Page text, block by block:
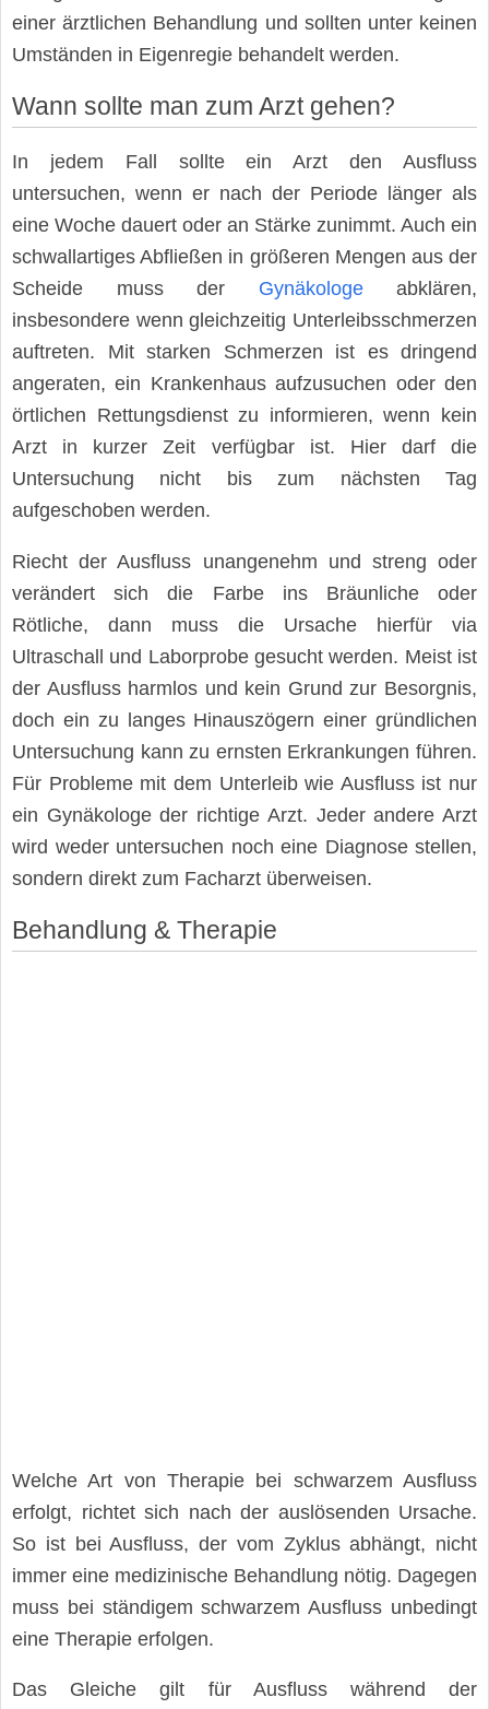
einer ärztlichen Behandlung und sollten unter keinen
Umständen in Eigenregie behandelt werden.
Wann sollte man zum Arzt gehen?
In jedem Fall sollte ein Arzt den Ausfluss
untersuchen, wenn er nach der Periode länger als
eine Woche dauert oder an Stärke zunimmt. Auch ein
schwallartiges Abfließen in größeren Mengen aus der
Scheide muss der Gynäkologeabklären,
insbesondere wenn gleichzeitig Unterleibsschmerzen
auftreten. Mit starken Schmerzen ist es dringend
angeraten, ein Krankenhaus aufzusuchen oder den
örtlichen Rettungsdienst zu informieren, wenn kein
Arzt in kurzer Zeit verfügbar ist. Hier darf die
Untersuchung nicht bis zum nächsten Tag
aufgeschoben werden.
Riecht der Ausfluss unangenehm und streng oder
verändert sich die Farbe ins Bräunliche oder
Rötliche, dann muss die Ursache hierfür via
Ultraschall und Laborprobe gesucht werden. Meist ist
der Ausfluss harmlos und kein Grund zur Besorgnis,
doch ein zu langes Hinauszögern einer gründlichen
Untersuchung kann zu ernsten Erkrankungen führen.
Für Probleme mit dem Unterleib wie Ausfluss ist nur
ein Gynäkologe der richtige Arzt. Jeder andere Arzt
wird weder untersuchen noch eine Diagnose stellen,
sondern direkt zum Facharzt überweisen.
Behandlung & Therapie
Welche Art von Therapie bei schwarzem Ausfluss
erfolgt, richtet sich nach der auslösenden Ursache.
So ist bei Ausfluss, der vom Zyklus abhängt, nicht
immer eine medizinische Behandlung nötig. Dagegen
muss bei ständigem schwarzem Ausfluss unbedingt
eine Therapie erfolgen.
Das Gleiche gilt für Ausfluss während der